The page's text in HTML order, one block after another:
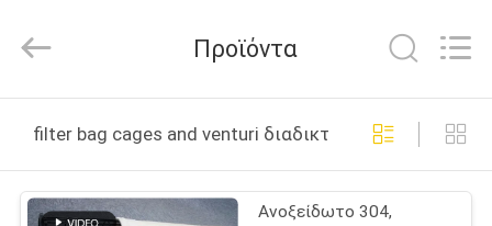
ΣΠΊΤΙ
ΠΡΟΪΌΝΤΑ
Technology
Rights
Προϊόντα
filter bag cages and venturi διαδικτυακή κατασκευή
Ανοξείδωτο 304,